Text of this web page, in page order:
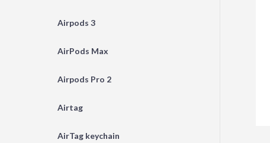
Airpods 3
AirPods Max
Airpods Pro 2
Airtag
AirTag keychain